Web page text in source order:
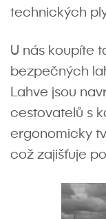
technických
U nás koupíte
bezpečných
Lahve jsou
cestovatelů s
ergonomicky
což zajišťuje